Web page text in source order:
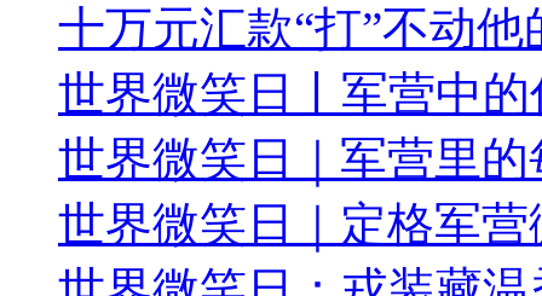
十万元汇款“打”不动他
世界微笑日丨军营中
世界微笑日｜军营里
世界微笑日｜定格军